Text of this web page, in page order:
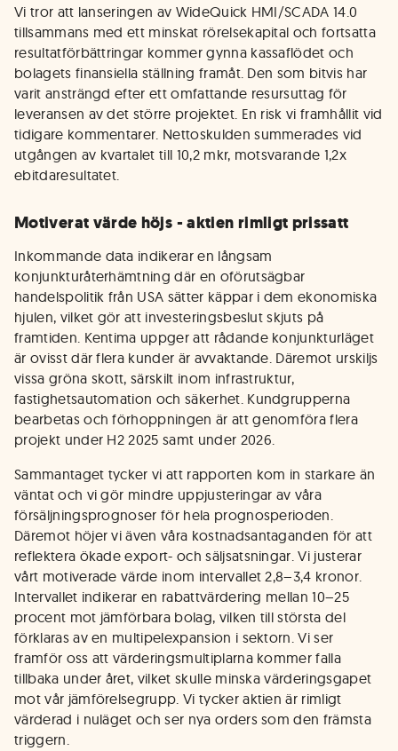
Vi tror att lanseringen av WideQuick HMI/SCADA 14.0
tillsammans med ett minskat rörelsekapital och fortsatta
resultatförbättringar kommer gynna kassaflödet och
bolagets finansiella ställning framåt. Den som bitvis har
varit ansträngd efter ett omfattande resursuttag för
leveransen av det större projektet. En risk vi framhållit vid
tidigare kommentarer. Nettoskulden summerades vid
utgången av kvartalet till 10,2 mkr, motsvarande 1,2x
ebitdaresultatet.
Motiverat värde höjs - aktien rimligt prissatt
Inkommande data indikerar en långsam
konjunkturåterhämtning där en oförutsägbar
handelspolitik från USA sätter käppar i dem ekonomiska
hjulen, vilket gör att investeringsbeslut skjuts på
framtiden. Kentima uppger att rådande konjunkturläget
är ovisst där flera kunder är avvaktande. Däremot urskiljs
vissa gröna skott, särskilt inom infrastruktur,
fastighetsautomation och säkerhet. Kundgrupperna
bearbetas och förhoppningen är att genomföra flera
projekt under H2 2025 samt under 2026.
Sammantaget tycker vi att rapporten kom in starkare än
väntat och vi gör mindre uppjusteringar av våra
försäljningsprognoser för hela prognosperioden.
Däremot höjer vi även våra kostnadsantaganden för att
reflektera ökade export- och säljsatsningar. Vi justerar
vårt motiverade värde inom intervallet 2,8–3,4 kronor.
Intervallet indikerar en rabattvärdering mellan 10–25
procent mot jämförbara bolag, vilken till största del
förklaras av en multipelexpansion i sektorn. Vi ser
framför oss att värderingsmultiplarna kommer falla
tillbaka under året, vilket skulle minska värderingsgapet
mot vår jämförelsegrupp. Vi tycker aktien är rimligt
värderad i nuläget och ser nya orders som den främsta
triggern.